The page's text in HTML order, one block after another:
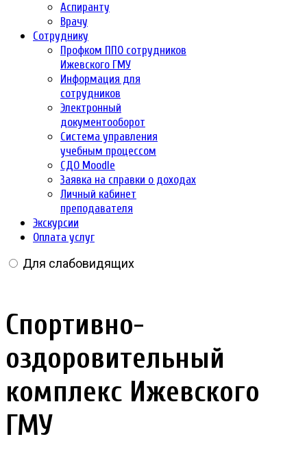
Аспиранту
Врачу
Сотруднику
Профком ППО сотрудников
Ижевского ГМУ
Информация для
сотрудников
Электронный
документооборот
Система управления
учебным процессом
СДО Moodle
Заявка на справки о доходах
Личный кабинет
преподавателя
Экскурсии
Оплата услуг
Для слабовидящих
Спортивно-
оздоровительный
комплекс Ижевского
ГМУ